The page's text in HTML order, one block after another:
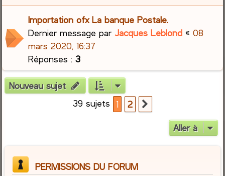
Importation ofx La banque Postale.
Dernier message parJacques Leblond «08
mars 2020, 16:37
Réponses :3
Nouveau sujet
39 sujets
1 2
Aller à
PERMISSIONS DU FORUM